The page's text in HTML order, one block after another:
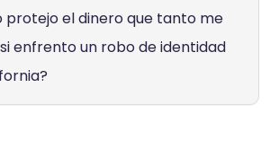
protejo el dinero que tanto me
enfrento un robo de identidad